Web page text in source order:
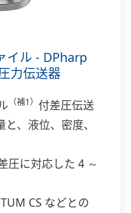
イル - DPharp
力伝送器
（補1） 付差圧伝送
、液位、密度、
圧に対応した 4 ～
CS などとの